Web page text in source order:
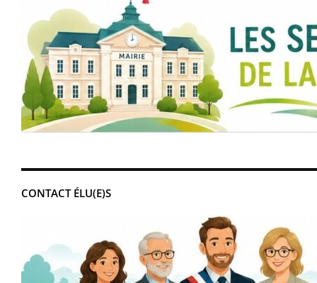
CONTACT ÉLU(E)S